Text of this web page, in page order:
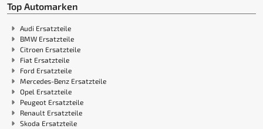
Top Automarken
Audi Ersatzteile
BMW Ersatzteile
Citroen Ersatzteile
Fiat Ersatzteile
Ford Ersatzteile
Mercedes-Benz Ersatzteile
Opel Ersatzteile
Peugeot Ersatzteile
Renault Ersatzteile
Skoda Ersatzteile